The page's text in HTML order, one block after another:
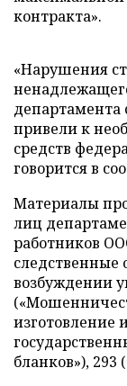
контракта».
«Нарушения
департамента
привели к
средств
говорится в
Материалы
лиц
работников
следственные
возбуждении
изготовление
бланков»), 293